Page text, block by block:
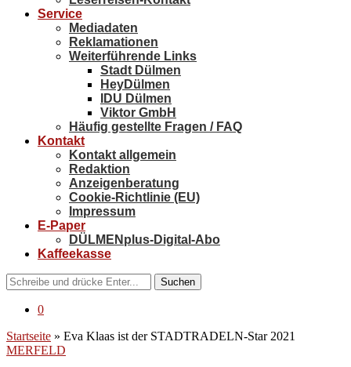
Service
Mediadaten
Reklamationen
Weiterführende Links
Stadt Dülmen
HeyDülmen
IDU Dülmen
Viktor GmbH
Häufig gestellte Fragen / FAQ
Kontakt
Kontakt allgemein
Redaktion
Anzeigenberatung
Cookie-Richtlinie (EU)
Impressum
E-Paper
DÜLMENplus-Digital-Abo
Kaffeekasse
Suchen
0
Startseite » Eva Klaas ist der STADTRADELN-Star 2021
MERFELD